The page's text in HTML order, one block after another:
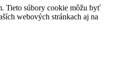
Tieto súbory cookie môžu byť
webových stránkach aj na